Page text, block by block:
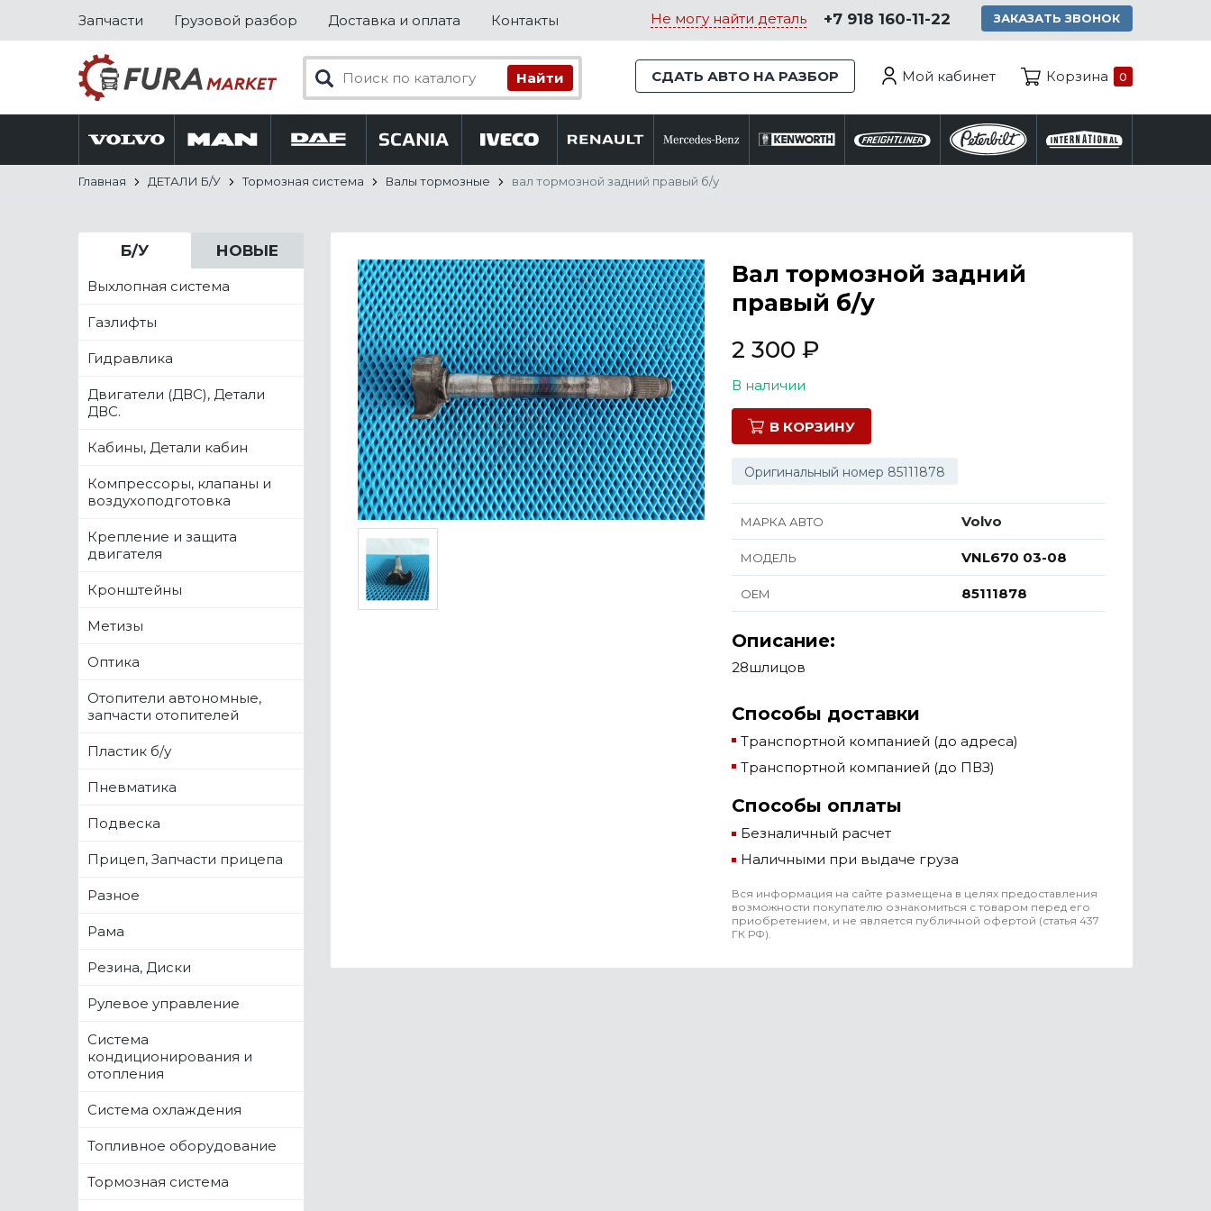
Запчасти Грузовой разбор Доставка и оплата Контакты Не могу найти деталь +7 918 160-11-22 ЗАКАЗАТЬ ЗВОНОК
СДАТЬ АВТО НА РАЗБОР Мой кабинет Корзина 0
Главная ДЕТАЛИ Б/У Тормозная система Валы тормозные вал тормозной задний правый б/у
Б/У НОВЫЕ
Выхлопная система
Газлифты
Гидравлика
Двигатели (ДВС), Детали
ДВС.
Кабины, Детали кабин
Компрессоры, клапаны и
воздухоподготовка
Крепление и защита
двигателя
Кронштейны
Метизы
Оптика
Отопители автономные,
запчасти отопителей
Пластик б/у
Пневматика
Подвеска
Прицеп, Запчасти прицепа
Разное
Рама
Резина, Диски
Рулевое управление
Система
кондиционирования и
отопления
Система охлаждения
Топливное оборудование
Тормозная система
Вал тормозной задний
правый б/у
2 300 ₽
В наличии
В КОРЗИНУ
Оригинальный номер 85111878
МАРКА АВТО Volvo
МОДЕЛЬ VNL670 03-08
ОЕМ 85111878
Описание:
28шлицов
Способы доставки
Транспортной компанией (до адреса)
Транспортной компанией (до ПВЗ)
Способы оплаты
Безналичный расчет
Наличными при выдаче груза
Вся информация на сайте размещена в целях предоставления
возможности покупателю ознакомиться с товаром перед его
приобретением, и не является публичной офертой (статья 437
ГК РФ).